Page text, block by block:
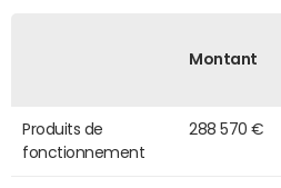
Montant
Produits de
fonctionnement
288 570 €